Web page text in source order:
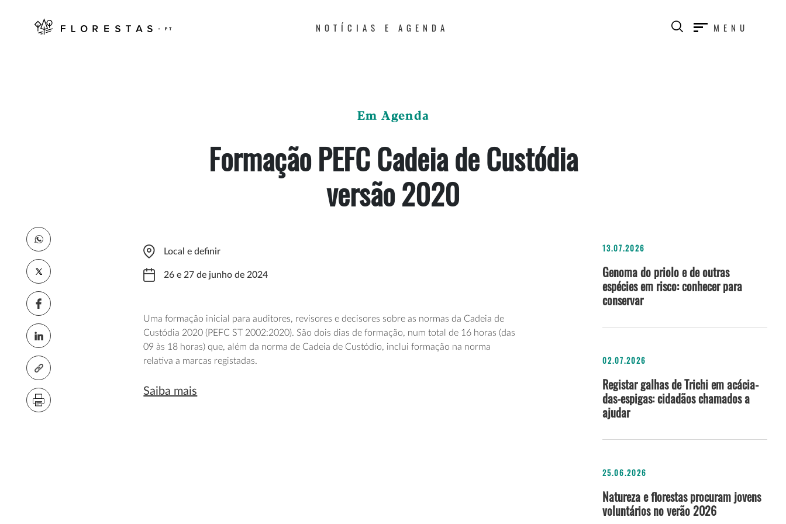
NOTÍCIAS E AGENDA MENU
Em Agenda
Formação PEFC Cadeia de Custódia
versão 2020
Local e definir
26 e 27 de junho de 2024
Uma formação inicial para auditores, revisores e decisores sobre as normas da Cadeia de
Custódia 2020 (PEFC ST 2002:2020). São dois dias de formação, num total de 16 horas (das
09 às 18 horas) que, além da norma de Cadeia de Custódio, inclui formação na norma
relativa a marcas registadas.
Saiba mais
13.07.2026
Genoma do priolo e de outras
espécies em risco: conhecer para
conservar
02.07.2026
Registar galhas de Trichi em acácia-
das-espigas: cidadãos chamados a
ajudar
25.06.2026
Natureza e florestas procuram jovens
voluntários no verão 2026